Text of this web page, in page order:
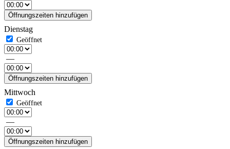
Öffnungszeiten hinzufügen
Dienstag
—
Öffnungszeiten hinzufügen
Mittwoch
—
Öffnungszeiten hinzufügen